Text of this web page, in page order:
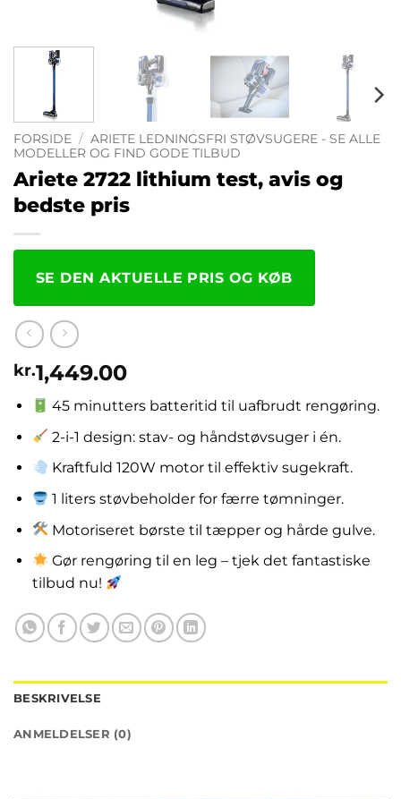
FORSIDE / ARIETE LEDNINGSFRI STØVSUGERE - SE ALLE
MODELLER OG FIND GODE TILBUD
Ariete 2722 lithium test, avis og
bedste pris
SE DEN AKTUELLE PRIS OG KØB
kr.1,449.00
45 minutters batteritid til uafbrudt rengøring.
2-i-1 design: stav- og håndstøvsuger i én.
Kraftfuld 120W motor til effektiv sugekraft.
1 liters støvbeholder for færre tømninger.
Motoriseret børste til tæpper og hårde gulve.
Gør rengøring til en leg – tjek det fantastiske
tilbud nu!
BESKRIVELSE
ANMELDELSER (0)